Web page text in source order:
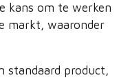
kans om te werken
markt, waaronder
standaard product,